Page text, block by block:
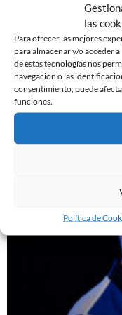
las
Para ofrecer las mejores
para almacenar y/o acceder
de estas tecnologías nos
navegación o las
consentimiento, puede
funciones.
Política de
YA DISPONIBLE
TEMPORADA 26/27